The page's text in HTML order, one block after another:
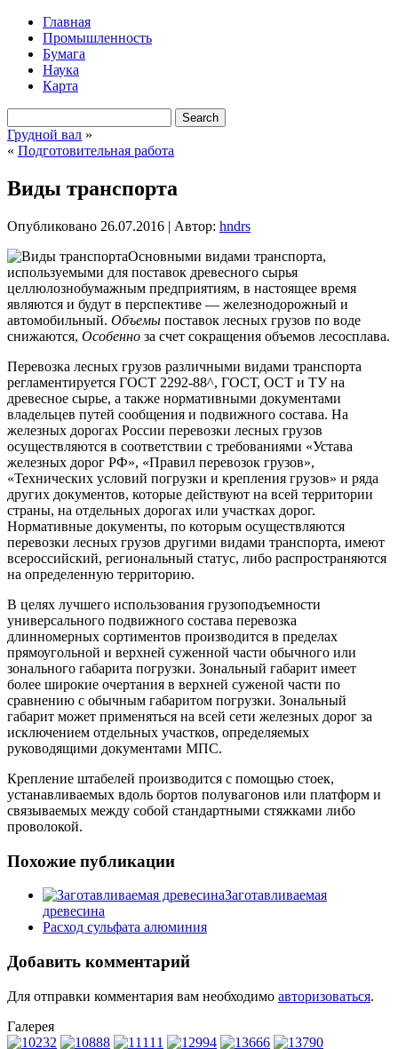
Главная
Промышленность
Бумага
Наука
Карта
Грудной вал »
« Подготовительная работа
Виды транспорта
Опубликовано 26.07.2016 | Автор: hndrs
Основными видами транспорта,
используемыми для поставок древесного сырья
целлюлознобумажным предприятиям, в настоящее время
являются и будут в перспективе — железнодорожный и
автомобильный. Объемы поставок лесных грузов по воде
снижаются, Особенно за счет сокращения объемов лесосплава.
Перевозка лесных грузов различными видами транспорта
регламентируется ГОСТ 2292-88^, ГОСТ, ОСТ и ТУ на
древесное сырье, а также нормативными документами
владельцев путей сообщения и подвижного состава. На
железных дорогах России перевозки лесных грузов
осуществляются в соответствии с требованиями «Устава
железных дорог РФ», «Правил перевозок грузов»,
«Технических условий погрузки и крепления грузов» и ряда
других документов, которые действуют на всей территории
страны, на отдельных дорогах или участках дорог.
Нормативные документы, по которым осуществляются
перевозки лесных грузов другими видами транспорта, имеют
всероссийский, региональный статус, либо распространяются
на определенную территорию.
В целях лучшего использования грузоподъемности
универсального подвижного состава перевозка
длинномерных сортиментов производится в пределах
прямоугольной и верхней суженной части обычного или
зонального габарита погрузки. Зональный габарит имеет
более широкие очертания в верхней суженой части по
сравнению с обычным габаритом погрузки. Зональный
габарит может применяться на всей сети железных дорог за
исключением отдельных участков, определяемых
руководящими документами МПС.
Крепление штабелей производится с помощью стоек,
устанавливаемых вдоль бортов полувагонов или платформ и
связываемых между собой стандартными стяжками либо
проволокой.
Похожие публикации
Заготавливаемая
древесина
Расход сульфата алюминия
Добавить комментарий
Для отправки комментария вам необходимо авторизоваться.
Галерея